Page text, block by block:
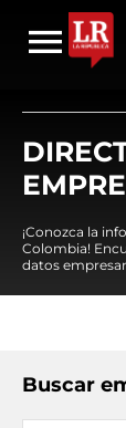
¡Conozca la
Colombia!
datos
Buscar